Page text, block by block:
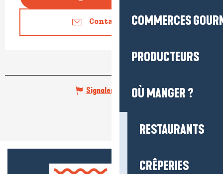
COMMERCES
PRODUCTEURS
OÙ MANGER ?
RESTAURANTS
CRÊPERIES
Contactez-nous
Signaler une erreur